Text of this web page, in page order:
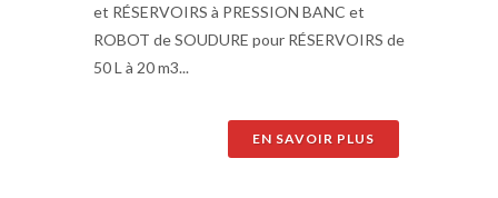
et RÉSERVOIRS à PRESSION BANC et
ROBOT de SOUDURE pour RÉSERVOIRS de
50 L à 20 m3...
EN SAVOIR PLUS